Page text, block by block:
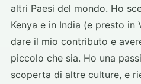
altri Paesi del mondo. Ho
Kenya e in India (e presto in
dare il mio contributo e
piccolo che sia. Ho una
scoperta di altre culture, e